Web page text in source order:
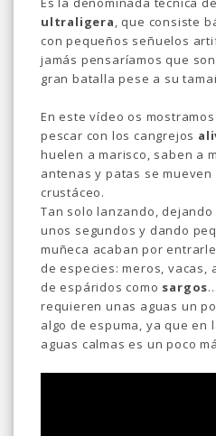
ultraligera , que consiste
con pequeños señuelos
jamás pensaríamos que
gran batalla pese a su
En este vídeo os
pescar con los cangrejos
huelen a marisco, saben a
antenas y patas se mueven
crustáceo.
Tan solo lanzando,
unos segundos y dando
muñeca acaban por
de especies: meros, vacas,
de espáridos como sargos
requieren unas aguas un
algo de espuma, ya que en
aguas calmas es un poco